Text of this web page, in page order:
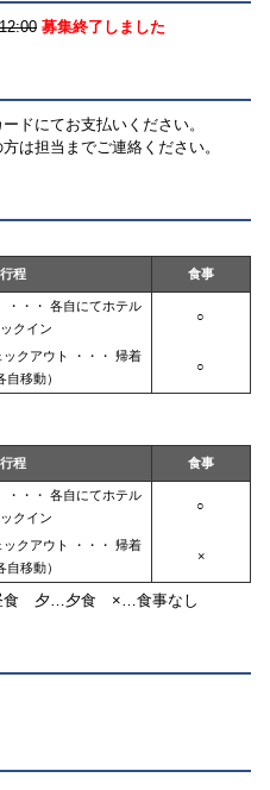
募集終了しました
ドにてお支払いください。
は担当までご連絡ください。
行程 食事
・・・ 各自にてホテル
クイン
○
クアウト ・・・ 帰着
自移動）
○
行程 食事
・・・ 各自にてホテル
クイン
○
クアウト ・・・ 帰着
自移動）
×
夕…夕食 ×…食事なし